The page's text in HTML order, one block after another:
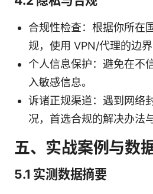
合规性检查：根据你所在
规，使用 VPN/代理的边界
个人信息保护：避免在不
入敏感信息。
诉诸正规渠道：遇到网络
况，首选合规的解决办法
五、实战案例与数
5.1 实测数据摘要